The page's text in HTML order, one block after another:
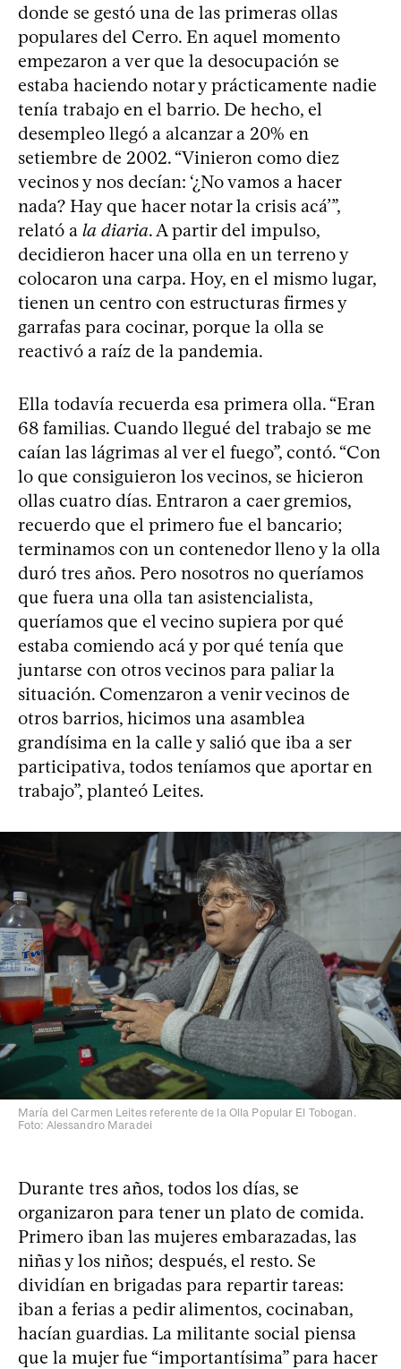
donde se gestó una de las primeras ollas
populares del Cerro. En aquel momento
empezaron a ver que la desocupación se
estaba haciendo notar y prácticamente nadie
tenía trabajo en el barrio. De hecho, el
desempleo llegó a alcanzar a 20% en
setiembre de 2002. “Vinieron como diez
vecinos y nos decían: ‘¿No vamos a hacer
nada? Hay que hacer notar la crisis acá’”,
relató a la diaria. A partir del impulso,
decidieron hacer una olla en un terreno y
colocaron una carpa. Hoy, en el mismo lugar,
tienen un centro con estructuras firmes y
garrafas para cocinar, porque la olla se
reactivó a raíz de la pandemia.
Ella todavía recuerda esa primera olla. “Eran
68 familias. Cuando llegué del trabajo se me
caían las lágrimas al ver el fuego”, contó. “Con
lo que consiguieron los vecinos, se hicieron
ollas cuatro días. Entraron a caer gremios,
recuerdo que el primero fue el bancario;
terminamos con un contenedor lleno y la olla
duró tres años. Pero nosotros no queríamos
que fuera una olla tan asistencialista,
queríamos que el vecino supiera por qué
estaba comiendo acá y por qué tenía que
juntarse con otros vecinos para paliar la
situación. Comenzaron a venir vecinos de
otros barrios, hicimos una asamblea
grandísima en la calle y salió que iba a ser
participativa, todos teníamos que aportar en
trabajo”, planteó Leites.
María del Carmen Leites referente de la Olla Popular El Tobogan.
Foto: Alessandro Maradei
Durante tres años, todos los días, se
organizaron para tener un plato de comida.
Primero iban las mujeres embarazadas, las
niñas y los niños; después, el resto. Se
dividían en brigadas para repartir tareas:
iban a ferias a pedir alimentos, cocinaban,
hacían guardias. La militante social piensa
que la mujer fue “importantísima” para hacer